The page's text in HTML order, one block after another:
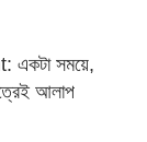
সময়ে,
আলাপ